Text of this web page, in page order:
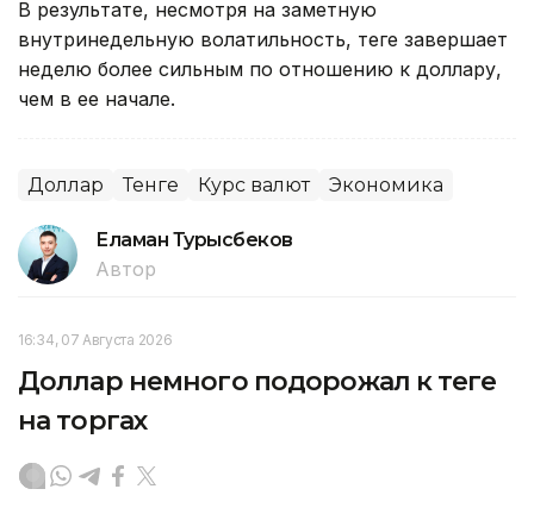
В результате, несмотря на заметную
внутринедельную волатильность, теңге завершает
неделю более сильным по отношению к доллару,
чем в ее начале.
Доллар Тенге Курс валют Экономика
Еламан Турысбеков
Автор
16:34, 07 Августа 2026
Доллар немного подорожал к теңге
на торгах